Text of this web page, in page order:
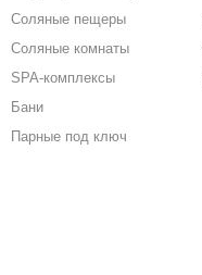
Соляные пещеры
Соляные комнаты
SPA-комплексы
Бани
Парные под ключ